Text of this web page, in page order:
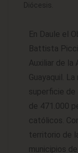
Diócesis.
En Daule el
Battista
Auxiliar de la
Guayaquil.
superficie de
de 471.000
católicos.
territorio de
municipios